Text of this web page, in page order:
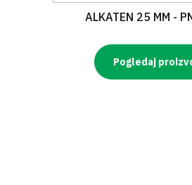
ALKATEN 25 MM -
Pogledaj